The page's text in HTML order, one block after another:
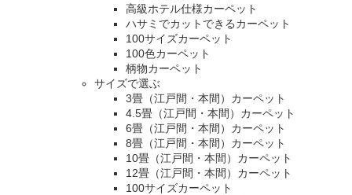
高級ホテル仕様カーペット
ハサミでカットできるカーペット
100サイズカーペット
100色カーペット
柄物カーペット
サイズで選ぶ
3畳（江戸間・本間）カーペット
4.5畳（江戸間・本間）カーペット
6畳（江戸間・本間）カーペット
8畳（江戸間・本間）カーペット
10畳（江戸間・本間）カーペット
12畳（江戸間・本間）カーペット
100サイズカーペット